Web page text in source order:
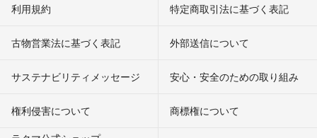
利用規約 特定商取引法に基づく表記
古物営業法に基づく表記 外部送信について
サステナビリティメッセージ 安心・安全のための取り組み
権利侵害について
商標権について